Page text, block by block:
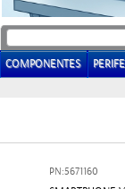
COMPONENTES
PN:5671160